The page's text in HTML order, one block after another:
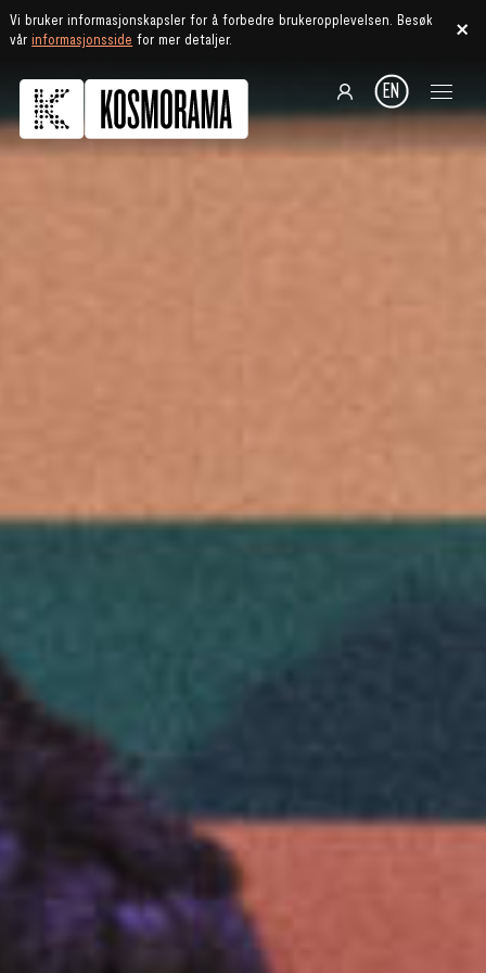
Vi bruker informasjonskapsler for å forbedre brukeropplevelsen. Besøk
vårinformasjonsside for mer detaljer.
EN